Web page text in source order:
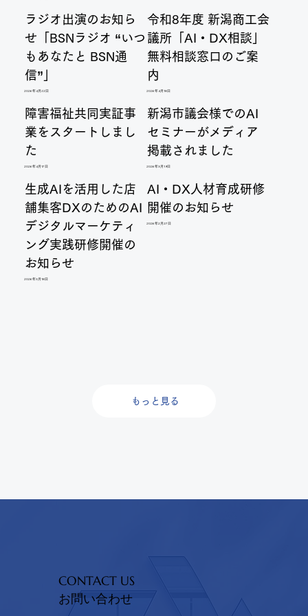
ラジオ出演のお知ら
せ「BSNラジオ “いつ
もあなたと BSN通
信”」
2026年4月22日
令和8年度 新潟商工会
議所「AI・DX相談」
無料相談窓口のご案
内
2026年4月18日
障害福祉共同実証事
業をスタートしまし
た
2026年4月17日
新潟市議会様でのAI
セミナーがメディア
掲載されました
2026年3月19日
生成AIを活用した店
舗集客DXのためのAI
デジタルマーケティ
ング実践研修開催の
お知らせ
2026年3月18日
AI・DX人材育成研修
開催のお知らせ
2026年2月27日
もっと見る
CONTACT US
お問い合わせ